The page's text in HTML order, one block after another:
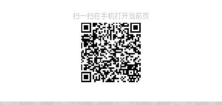
扫一扫在手机打开当前页